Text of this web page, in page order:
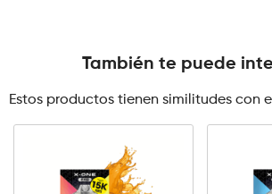
También te puede
Estos productos tienen similitudes con